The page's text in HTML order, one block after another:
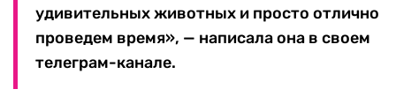
удивительных животных и просто отлично
проведем время», — написала она в своем
телеграм-канале.